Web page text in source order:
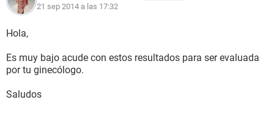
21 sep 2014 a las 17:32
Hola,
Es muy bajo acude con estos resultados para ser evaluada
por tu ginecólogo.
Saludos